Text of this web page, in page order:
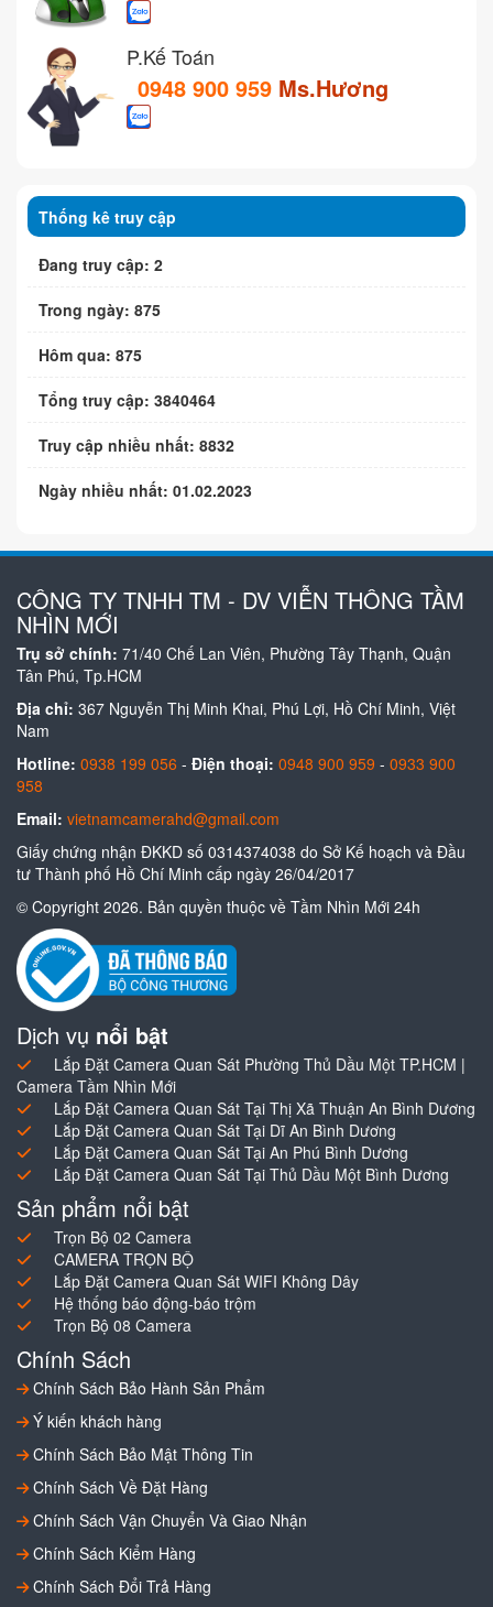
P.Kế Toán
0948 900 959 Ms.Hương
Thống kê truy cập
Đang truy cập: 2
Trong ngày: 875
Hôm qua: 875
Tổng truy cập: 3840464
Truy cập nhiều nhất: 8832
Ngày nhiều nhất: 01.02.2023
CÔNG TY TNHH TM - DV VIỄN THÔNG TẦM
NHÌN MỚI
Trụ sở chính: 71/40 Chế Lan Viên, Phường Tây Thạnh, Quận
Tân Phú, Tp.HCM
Địa chỉ: 367 Nguyễn Thị Minh Khai, Phú Lợi, Hồ Chí Minh, Việt
Nam
Hotline: 0938 199 056 - Điện thoại: 0948 900 959 - 0933 900
958
Email: vietnamcamerahd@gmail.com
Giấy chứng nhận ĐKKD số 0314374038 do Sở Kế hoạch và Đầu
tư Thành phố Hồ Chí Minh cấp ngày 26/04/2017
© Copyright 2026. Bản quyền thuộc về Tầm Nhìn Mới 24h
Dịch vụ nổi bật
Lắp Đặt Camera Quan Sát Phường Thủ Dầu Một TP.HCM |
Camera Tầm Nhìn Mới
Lắp Đặt Camera Quan Sát Tại Thị Xã Thuận An Bình Dương
Lắp Đặt Camera Quan Sát Tại Dĩ An Bình Dương
Lắp Đặt Camera Quan Sát Tại An Phú Bình Dương
Lắp Đặt Camera Quan Sát Tại Thủ Dầu Một Bình Dương
Sản phẩm nổi bật
Trọn Bộ 02 Camera
CAMERA TRỌN BỘ
Lắp Đặt Camera Quan Sát WIFI Không Dây
Hệ thống báo động-báo trộm
Trọn Bộ 08 Camera
Chính Sách
Chính Sách Bảo Hành Sản Phẩm
Ý kiến khách hàng
Chính Sách Bảo Mật Thông Tin
Chính Sách Về Đặt Hàng
Chính Sách Vận Chuyển Và Giao Nhận
Chính Sách Kiểm Hàng
Chính Sách Đổi Trả Hàng